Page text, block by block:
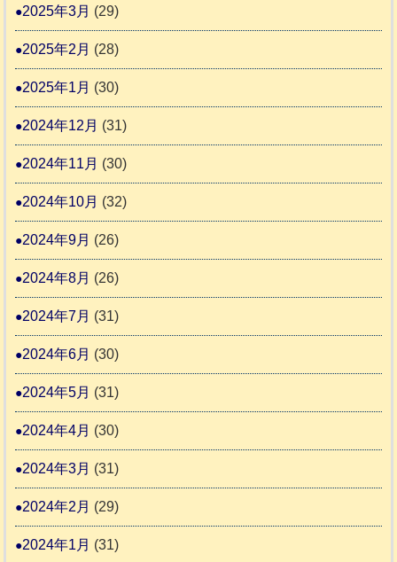
2025年3月 (29)
2025年2月 (28)
2025年1月 (30)
2024年12月 (31)
2024年11月 (30)
2024年10月 (32)
2024年9月 (26)
2024年8月 (26)
2024年7月 (31)
2024年6月 (30)
2024年5月 (31)
2024年4月 (30)
2024年3月 (31)
2024年2月 (29)
2024年1月 (31)